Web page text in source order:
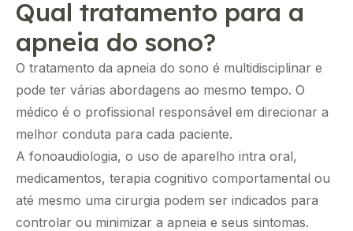
Qual tratamento para a
apneia do sono?
O tratamento da apneia do sono é multidisciplinar e
pode ter várias abordagens ao mesmo tempo. O
médico é o profissional responsável em direcionar a
melhor conduta para cada paciente.
A fonoaudiologia, o uso de aparelho intra oral,
medicamentos, terapia cognitivo comportamental ou
até mesmo uma cirurgia podem ser indicados para
controlar ou minimizar a apneia e seus sintomas.